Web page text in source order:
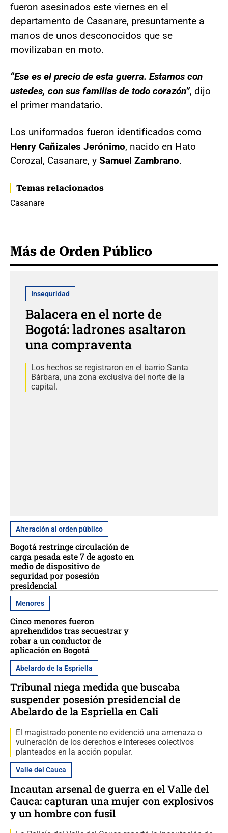
fueron asesinados este viernes en el
departamento de Casanare, presuntamente a
manos de unos desconocidos que se
movilizaban en moto.
“Ese es el precio de esta guerra. Estamos con
ustedes, con sus familias de todo corazón”, dijo
el primer mandatario.
Los uniformados fueron identificados como
Henry Cañizales Jerónimo, nacido en Hato
Corozal, Casanare, y Samuel Zambrano.
Temas relacionados
Casanare
Más de Orden Público
Inseguridad
Balacera en el norte de
Bogotá: ladrones asaltaron
una compraventa
Los hechos se registraron en el barrio Santa
Bárbara, una zona exclusiva del norte de la
capital.
Alteración al orden público
Bogotá restringe circulación de
carga pesada este 7 de agosto en
medio de dispositivo de
seguridad por posesión
presidencial
Menores
Cinco menores fueron
aprehendidos tras secuestrar y
robar a un conductor de
aplicación en Bogotá
Abelardo de la Espriella
Tribunal niega medida que buscaba
suspender posesión presidencial de
Abelardo de la Espriella en Cali
El magistrado ponente no evidenció una amenaza o
vulneración de los derechos e intereses colectivos
planteados en la acción popular.
Valle del Cauca
Incautan arsenal de guerra en el Valle del
Cauca: capturan una mujer con explosivos
y un hombre con fusil